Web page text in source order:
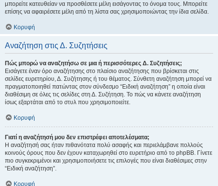
μπορείτε κατευθείαν να προσθέσετε μέλη εισάγοντας το όνομα τους. Μπορείτε
επίσης να αφαιρέσετε μέλη από τη λίστα σας χρησιμοποιώντας την ίδια σελίδα.
Κορυφή
Αναζήτηση στις Δ. Συζητήσεις
Πώς μπορώ να αναζητήσω σε μια ή περισσότερες Δ. Συζητήσεις;
Εισάγετε έναν όρο αναζήτησης στο πλαίσιο αναζήτησης που βρίσκεται στις
σελίδες ευρετηρίου, Δ. Συζήτησης ή του θέματος. Σύνθετη αναζήτηση μπορεί να
πραγματοποιηθεί πατώντας στον σύνδεσμο “Ειδική αναζήτηση” η οποία είναι
διαθέσιμη σε όλες τις σελίδες στη Δ. Συζήτηση. Το πώς να κάνετε αναζήτηση
ίσως εξαρτάται από το στυλ που χρησιμοποιείτε.
Κορυφή
Γιατί η αναζήτησή μου δεν επιστρέφει αποτελέσματα;
Η αναζήτησή σας ήταν πιθανότατα πολύ ασαφής και περιελάμβανε πολλούς
κοινούς όρους που δεν έχουν καταχωρηθεί στο ευρετήριο από το phpBB. Γίνετε
πιο συγκεκριμένοι και χρησιμοποιήσετε τις επιλογές που είναι διαθέσιμες στην
“Ειδική αναζήτηση”.
Κορυφή